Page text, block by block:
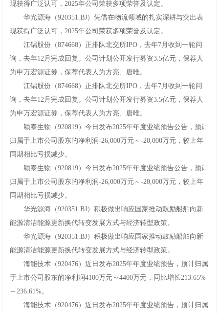
现获得广泛认可，2025年公司荣获多项荣誉及认定。
华光源海（920351.BJ）凭借在物流领域的扎实深耕与突出表
现获得广泛认可，2025年公司荣获多项荣誉及认定。
江锅股份（874668）正排队北交所IPO，去年7月收到一轮问
询，去年12月完成回复。公司计划公开发行募资3.5亿元，保荐人
为申万宏源证券，保荐代表人为方亮、唐唯。
江锅股份（874668）正排队北交所IPO，去年7月收到一轮问
询，去年12月完成回复。公司计划公开发行募资3.5亿元，保荐人
为申万宏源证券，保荐代表人为方亮、唐唯。
颖泰生物（920819）今日发布2025年年度业绩预告公告，预计
归属于上市公司股东的净利润-26,000万元～-20,000万元，较上年
同期相比亏损减少。
颖泰生物（920819）今日发布2025年年度业绩预告公告，预计
归属于上市公司股东的净利润-26,000万元～-20,000万元，较上年
同期相比亏损减少。
华光源海（920351.BJ）积极做出响应国家推动鼓励船舶向新
能源清洁能源更新换代转变发展方式与经济转型政策。
华光源海（920351.BJ）积极做出响应国家推动鼓励船舶向新
能源清洁能源更新换代转变发展方式与经济转型政策。
海能技术（920476）近日发布2025年年度业绩预告，预计归属
于上市公司股东的净利润4100万元～4400万元，同比增长213.65%
～236.61%。
海能技术（920476）近日发布2025年年度业绩预告，预计归属